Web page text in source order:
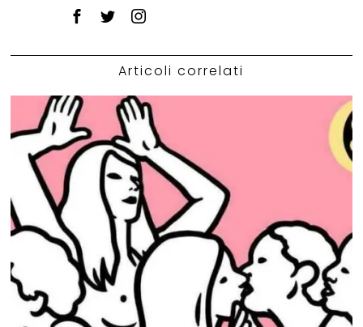
Articoli correlati